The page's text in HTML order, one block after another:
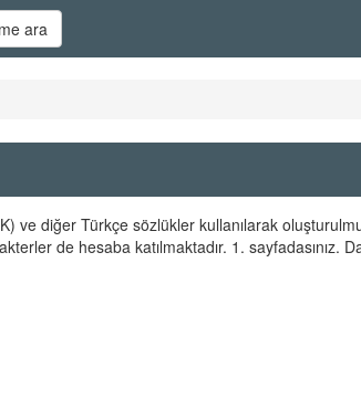
ara
ve diğer Türkçe sözlükler kullanılarak
de hesaba katılmaktadır. 1. sayfadasınız.